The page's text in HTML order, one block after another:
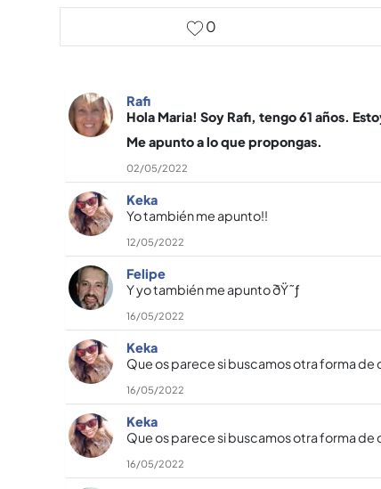
0
Rafi
Hola Maria! Soy Rafi, tengo 61 años.
Me apunto a lo que propongas.
02/05/2022
Keka
Yo también me apunto!!
12/05/2022
Felipe
Y yo también me apunto ðŸ˜ƒ
16/05/2022
Keka
Que os parece si buscamos otra forma
16/05/2022
Keka
Que os parece si buscamos otra forma
16/05/2022